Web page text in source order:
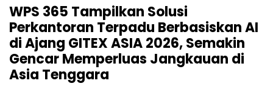
WPS 365 Tampilkan Solusi
Perkantoran Terpadu Berbasiskan AI
di Ajang GITEX ASIA 2026, Semakin
Gencar Memperluas Jangkauan di
Asia Tenggara